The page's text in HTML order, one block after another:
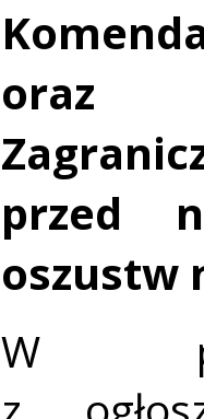
oraz
przed
oszustw
W